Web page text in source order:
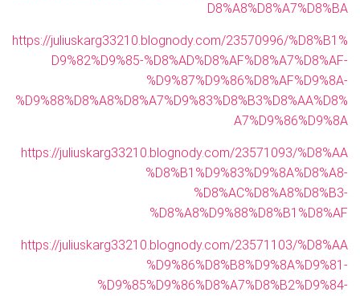
D8%A8%D8%A7%D8%BA
https://juliuskarg33210.blognody.com/23570996/%D8%B1%
D9%82%D9%85-%D8%AD%D8%AF%D8%A7%D8%AF-
%D9%87%D9%86%D8%AF%D9%8A-
%D9%88%D8%A8%D8%A7%D9%83%D8%B3%D8%AA%D8%
A7%D9%86%D9%8A
https://juliuskarg33210.blognody.com/23571093/%D8%AA
%D8%B1%D9%83%D9%8A%D8%A8-
%D8%AC%D8%A8%D8%B3-
%D8%A8%D9%88%D8%B1%D8%AF
https://juliuskarg33210.blognody.com/23571103/%D8%AA
%D9%86%D8%B8%D9%8A%D9%81-
%D9%85%D9%86%D8%A7%D8%B2%D9%84-